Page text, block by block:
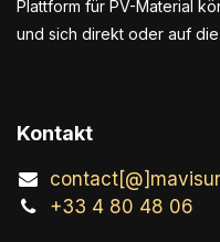
Plattform für PV-Material
und sich direkt oder auf
Kontakt
+33 4 80 48 06